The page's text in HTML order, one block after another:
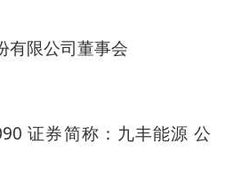
有限公司董事会
证券简称：九丰能源 公